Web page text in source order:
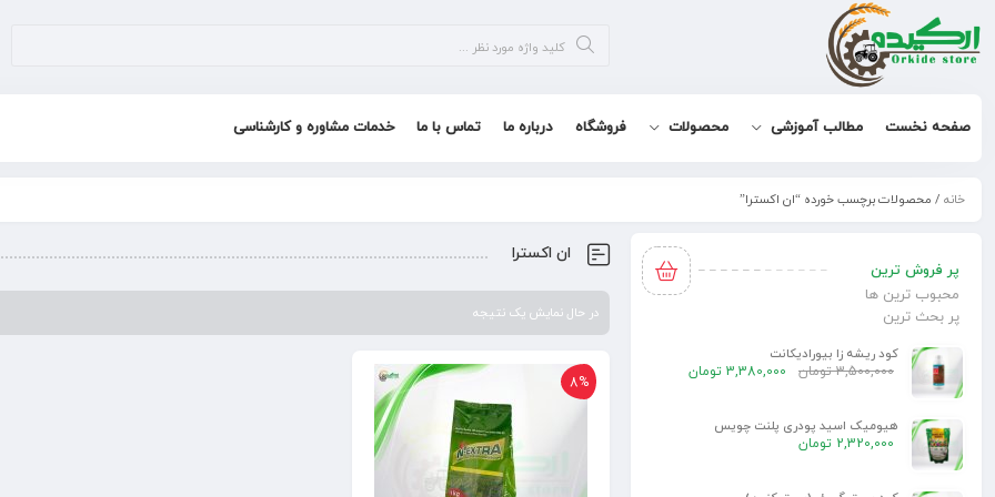
صفحه نخست مطالب آموزشی محصولات فروشگاه درباره ما تماس با ما خدمات مشاوره و کارشناسی
خانه / محصولات برچسب خورده “ان اکسترا”
ان اکسترا
در حال نمایش یک نتیجه
8%
پر فروش ترین
محبوب ترین ها
پر بحث ترین
کود ریشه زا بیورادیکانت
3,500,000 تومان 3,380,000 تومان
هیومیک اسید پودری پلنت چویس
2,320,000 تومان